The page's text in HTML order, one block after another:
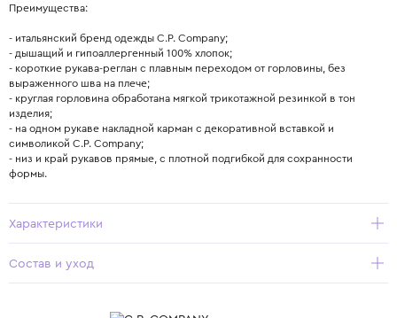
Преимущества:
- итальянский бренд одежды C.P. Company;
- дышащий и гипоаллергенный 100% хлопок;
- короткие рукава-реглан с плавным переходом от горловины, без
выраженного шва на плече;
- круглая горловина обработана мягкой трикотажной резинкой в тон
изделия;
- на одном рукаве накладной карман с декоративной вставкой и
символикой C.P. Company;
- низ и край рукавов прямые, с плотной подгибкой для сохранности
формы.
Характеристики
Состав и уход